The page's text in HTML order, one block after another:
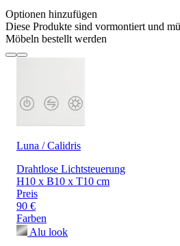
Optionen hinzufügen
Diese Produkte sind vormontiert und
Möbeln bestellt werden
Luna / Calidris
Drahtlose Lichtsteuerung
H10 x B10 x T10 cm
Preis
90 €
Farben
Alu look